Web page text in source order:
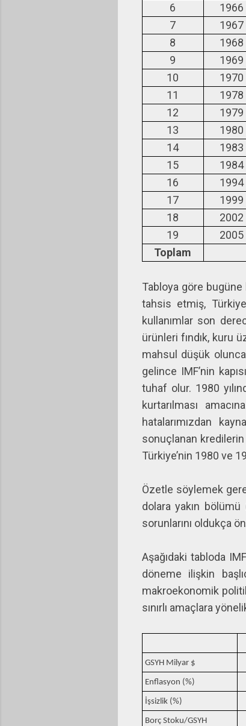
6
1966
7
1967
8
1968
9
1969
10
1970
11
1978
12
1979
13
1980
14
1983
15
1984
16
1994
17
1999
18
2002
19
2005
Toplam
Tabloya göre
tahsis etmiş,
kullanımlar son
ürünleri fındık, kuru
mahsul düşük
gelince IMF’nin
tuhaf olur. 1980
kurtarılması
hatalarımızdan
sonuçlanan kredilerin
Türkiye’nin 1980 ve
Özetle söylemek
dolara yakın
sorunlarını oldukça
Aşağıdaki tabloda
döneme ilişkin
makroekonomik
sınırlı amaçlara
GSYH Milyar $
Enflasyon (%)
İşsizlik (%)
Borç Stoku/GSYH